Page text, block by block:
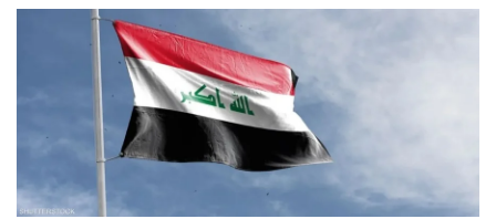
اتصالات وتكنولوجيا
شركات